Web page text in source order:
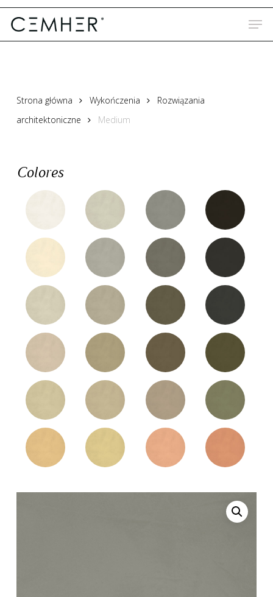
Skip
main
Strona główna Wykończenia
Rozwiązania
architektoniczne
Medium
Colores